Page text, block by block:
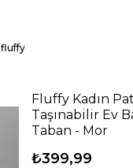
fluffy
Fluffy Kadın
Taşınabilir Ev
Taban - Mor
₺399,99